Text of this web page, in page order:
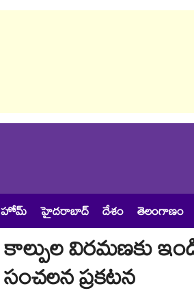
హోమ్ హైదరాబాద్ దేశం తెలంగాణం
కాల్పుల విరమణకు
సంచలన ప్రకటన